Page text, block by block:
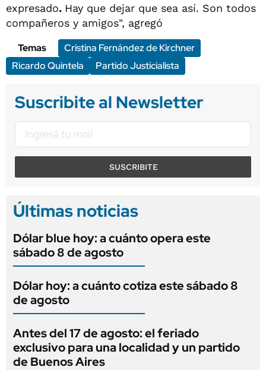
expresado. Hay que dejar que sea así. Son todos
compañeros y amigos", agregó
Temas
Cristina Fernández de Kirchner
Ricardo Quintela
Partido Justicialista
Suscribite al Newsletter
SUSCRIBITE
Últimas noticias
Dólar blue hoy: a cuánto opera este
sábado 8 de agosto
Dólar hoy: a cuánto cotiza este sábado 8
de agosto
Antes del 17 de agosto: el feriado
exclusivo para una localidad y un partido
de Buenos Aires